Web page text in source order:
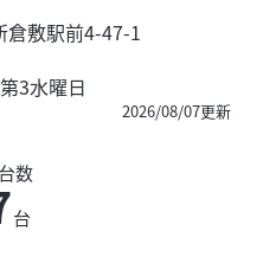
倉敷駅前4-47-1
3水曜日
2026/08/07更新
数
台